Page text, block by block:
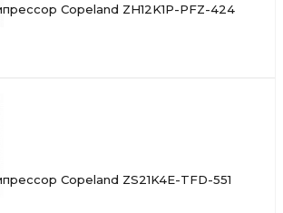
Copeland ZH12K1P-PFZ-424
Copeland ZS21K4E-TFD-551